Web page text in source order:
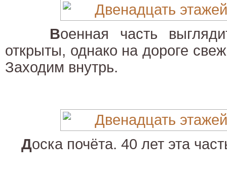
Военная часть
открыты, однако на дороге
Заходим внутрь.
Доска почёта. 40 лет эта